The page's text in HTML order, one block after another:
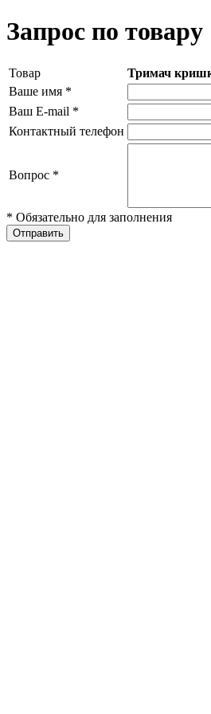
Запрос по товару
Товар
Тримач
Ваше имя *
Ваш E-mail *
Контактный телефон
Вопрос *
* Обязательно для заполнения
Отправить